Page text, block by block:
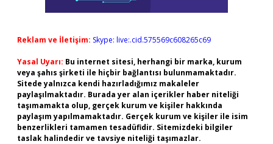
Reklam ve İletişim: Skype: live:.cid.575569c608265c69
Yasal Uyarı: Bu internet sitesi, herhangi bir marka, kurum
veya şahıs şirketi ile hiçbir bağlantısı bulunmamaktadır.
Sitede yalnızca kendi hazırladığımız makaleler
paylaşılmaktadır. Burada yer alan içerikler haber niteliği
taşımamakta olup, gerçek kurum ve kişiler hakkında
paylaşım yapılmamaktadır. Gerçek kurum ve kişiler ile isim
benzerlikleri tamamen tesadüfidir. Sitemizdeki bilgiler
taslak halindedir ve tavsiye niteliği taşımazlar.